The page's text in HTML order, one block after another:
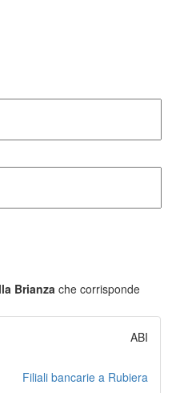
Brianza che corrisponde
ABI
Filiali bancarie a Rubiera